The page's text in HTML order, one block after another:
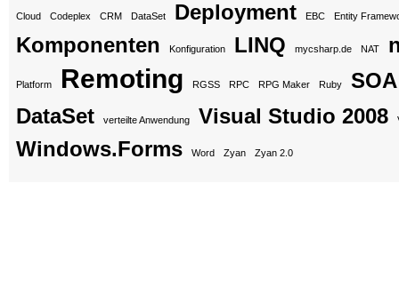
Cloud Codeplex CRM DataSet Deployment EBC Entity
Komponenten Konfiguration LINQ mycsharp.de NAT
Platform Remoting RGSS RPC RPG Maker Ruby
SOA
DataSet
verteilte Anwendung Visual Studio 2008
Windows.Forms Word Zyan Zyan 2.0